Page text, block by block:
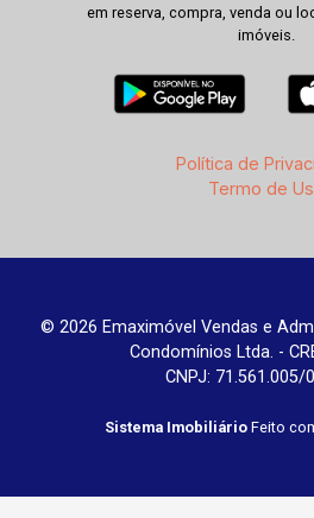
em reserva, compra, venda ou
imóveis.
Política de
Termo de
© 2026 Emaximóvel Vendas e
Condomínios Ltda. -
CNPJ: 71.561.005/
Sistema Imobiliário Feito